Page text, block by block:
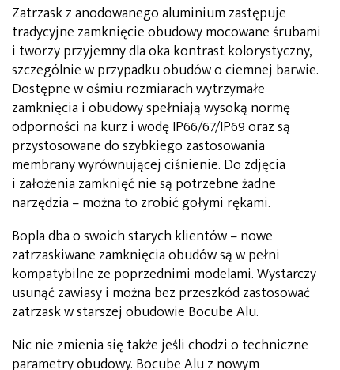
Zatrzask z anodowanego aluminium zastępuje
tradycyjne zamknięcie obudowy mocowane śrubami
i tworzy przyjemny dla oka kontrast kolorystyczny,
szczególnie w przypadku obudów o ciemnej barwie.
Dostępne w ośmiu rozmiarach wytrzymałe
zamknięcia i obudowy spełniają wysoką normę
odporności na kurz i wodę IP66/67/IP69 oraz są
przystosowane do szybkiego zastosowania
membrany wyrównującej ciśnienie. Do zdjęcia
i założenia zamknięć nie są potrzebne żadne
narzędzia – można to zrobić gołymi rękami.
Bopla dba o swoich starych klientów – nowe
zatrzaskiwane zamknięcia obudów są w pełni
kompatybilne ze poprzednimi modelami. Wystarczy
usunąć zawiasy i można bez przeszkód zastosować
zatrzask w starszej obudowie Bocube Alu.
Nic nie zmienia się także jeśli chodzi o techniczne
parametry obudowy. Bocube Alu z nowym